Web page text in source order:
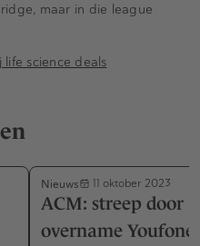
maar in die league
science deals
Nieuws 11 oktober 2023
ACM: streep door
overname Youfone